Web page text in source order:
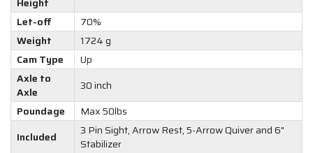
Height
Let-off
70%
Weight
1724 g
Cam Type
Up
Axle to
Axle
30 inch
Poundage
Max 50lbs
Included
3 Pin Sight, Arrow Rest, 5-Arrow Quiver and 6"
Stabilizer